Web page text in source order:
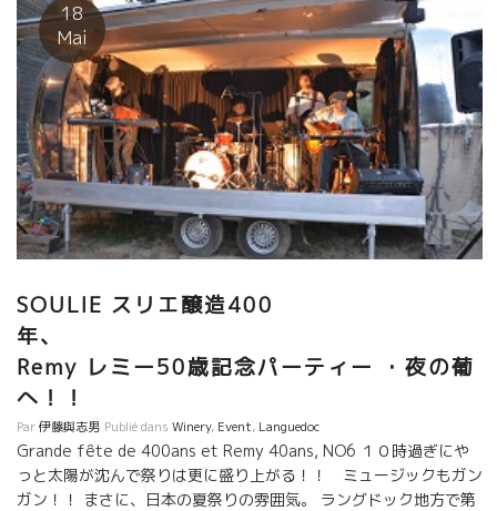
18
Mai
SOULIE スリエ醸造400
年、
Remy レミー50歳記念パーティー ・夜の葡
へ！！
Par伊藤與志男 Publié dans Winery, Event, Languedoc
Grande fête de 400ans et Remy 40ans, NO6 １０時過ぎにや
っと太陽が沈んで祭りは更に盛り上がる！！ ミュージックもガン
ガン！！ まさに、日本の夏祭りの雰囲気。 ラングドック地方で第